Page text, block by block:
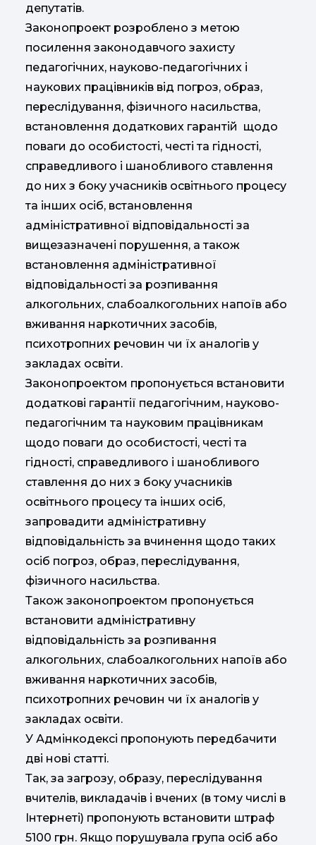
депутатів.
Законопроект розроблено з метою
посилення законодавчого захисту
педагогічних, науково-педагогічних і
наукових працівників від погроз, образ,
переслідування, фізичного насильства,
встановлення додаткових гарантій щодо
поваги до особистості, честі та гідності,
справедливого і шанобливого ставлення
до них з боку учасників освітнього процесу
та інших осіб, встановлення
адміністративної відповідальності за
вищезазначені порушення, а також
встановлення адміністративної
відповідальності за розпивання
алкогольних, слабоалкогольних напоїв або
вживання наркотичних засобів,
психотропних речовин чи їх аналогів у
закладах освіти.
Законопроектом пропонується встановити
додаткові гарантії педагогічним, науково-
педагогічним та науковим працівникам
щодо поваги до особистості, честі та
гідності, справедливого і шанобливого
ставлення до них з боку учасників
освітнього процесу та інших осіб,
запровадити адміністративну
відповідальність за вчинення щодо таких
осіб погроз, образ, переслідування,
фізичного насильства.
Також законопроектом пропонується
встановити адміністративну
відповідальність за розпивання
алкогольних, слабоалкогольних напоїв або
вживання наркотичних засобів,
психотропних речовин чи їх аналогів у
закладах освіти.
У Адмінкодексі пропонують передбачити
дві нові статті.
Так, за загрозу, образу, переслідування
вчителів, викладачів і вчених (в тому числі в
Інтернеті) пропонують встановити штраф
5100 грн. Якщо порушувала група осіб або